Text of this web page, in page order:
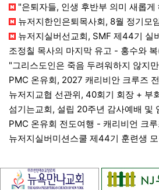
"은퇴자들, 인생 후반부 의미 새롭게 해석 --- 하나님(복음+선교)길에 나서자" [2026년 8월 8일 토요일 자 뉴욕일보
뉴저지한인은퇴목사회, 8월 정기모임 --- "요한처럼 예수님만 높이며 살자" [2026년 8월 7일 금요일 자 뉴욕일보
뉴저지실버선교회, SMF 제44기 실버미션스쿨 수강생 모집 [2026년 8월 7일 금요일 자 뉴욕일보 기사] ==>